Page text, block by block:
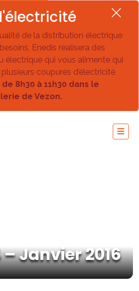
de la distribution électrique
Enedis réalisera des
électrique qui vous alimente qui
coupures d’électricité
8h30 à 11h30 dans le
de Vezon.
Janvier 2016